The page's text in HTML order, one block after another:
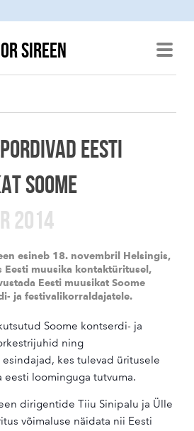
SIREEN
EESTI
SOOME
2014
esineb 18. novembril Helsingis,
Eesti muusika kontaktüritusel,
Eesti muusikat Soome
ja festivalikorraldajatele.
Soome kontserdi- ja
ning
kes tulevad üritusele
loominguga tutvuma.
dirigentide Tiiu Sinipalu ja Ülle
võimaluse näidata nii Eesti